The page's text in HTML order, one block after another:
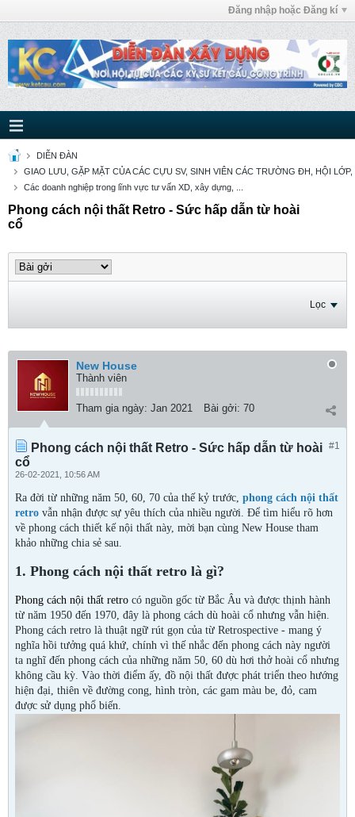
Đăng nhập hoặc Đăng kí
DIỄN ĐÀN
GIAO LƯU, GẶP MẶT CỦA CÁC CỰU SV, SINH VIÊN CÁC TRƯỜNG ĐH, HỘI LỚP,
Các doanh nghiệp trong lĩnh vực tư vấn XD, xây dựng, ...
Phong cách nội thất Retro - Sức hấp dẫn từ hoài
cổ
Lọc
New House
Thành viên
Tham gia ngày: Jan 2021 Bài gởi: 70
#1
Phong cách nội thất Retro - Sức hấp dẫn từ hoài
cổ
26-02-2021, 10:56 AM
Ra đời từ những năm 50, 60, 70 của thế kỷ trước, phong cách nội thất
retro vẫn nhận được sự yêu thích của nhiều người. Để tìm hiểu rõ hơn
về phong cách thiết kế nội thất này, mời bạn cùng New House tham
khảo những chia sẻ sau.
1. Phong cách nội thất retro là gì?
Phong cách nội thất retro có nguồn gốc từ Bắc Âu và được thịnh hành
từ năm 1950 đến 1970, đây là phong cách dù hoài cổ nhưng vẫn hiện.
Phong cách retro là thuật ngữ rút gọn của từ Retrospective - mang ý
nghĩa hồi tưởng quá khứ, chính vì thế nhắc đến phong cách này người
ta nghĩ đến phong cách của những năm 50, 60 dù hơi thở hoài cổ nhưng
không cầu kỳ. Vào thời điểm ấy, đồ nội thất được phát triển theo hướng
hiện đại, thiên về đường cong, hình tròn, các gam màu be, đỏ, cam
được sử dụng phổ biến.